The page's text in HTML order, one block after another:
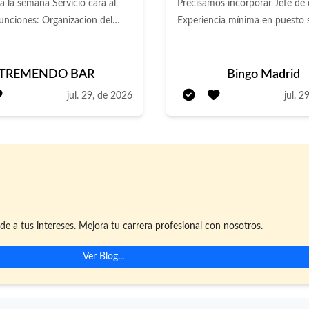
Servicio cara al
con los estándares de
Participar en la
BAR
jul. 29, de 2026
Precisamos incorporar Jefe de
Experiencia mínima en puesto
Control de la calidad,
sabor de los alimentos.
Bingo Madrid
jul.
a tus intereses. Mejora tu carrera profesional con nosotros.
Ver Blog...